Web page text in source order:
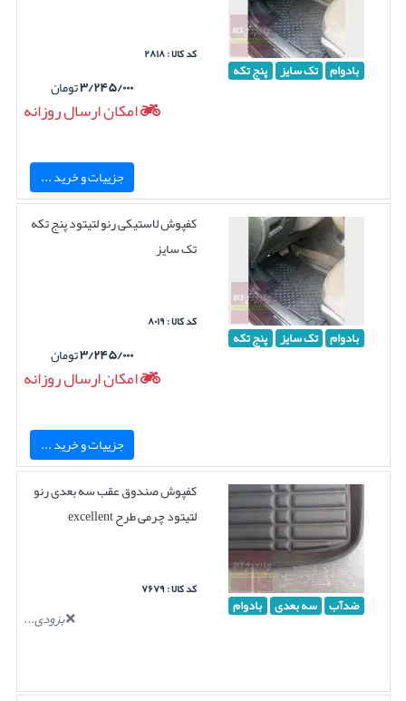
بادوام تک سایز پنج تکه
کد کالا : ۲۸۱۸
۳/۲۴۵/۰۰۰تومان
امکان ارسال روزانه
جزییات و خرید ...
بادوام تک سایز پنج تکه
کفپوش لاستیکی رنو لتیتود پنج تکه
تک سایز
کد کالا : ۸۰۱۹
۳/۲۴۵/۰۰۰تومان
امکان ارسال روزانه
جزییات و خرید ...
ضدآب سه بعدی بادوام
کفپوش صندوق عقب سه بعدی رنو
لتیتود چرمی طرح excellent
کد کالا : ۷۶۷۹
بزودی...